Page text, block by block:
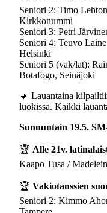
Seniori 2: Timo
Kirkkonummi
Seniori 3: Petri
Seniori 4: Teuvo
Helsinki
Seniori 5 (vak/lat):
Botafogo, Seinäjoki
🔸 Lauantaina
luokissa. Kaikki
Sunnuntain 19.5.
🏆 Alle 21v.
Kaapo Tusa /
🏆 Vakiotanssien
Seniori 2: Kimmo